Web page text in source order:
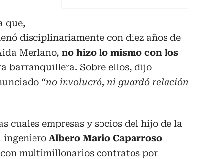
que,
disciplinariamente con diez años de
Merlano, no hizo lo mismo con los
barranquillera. Sobre ellos, dijo
“no involucró, ni guardó relación
cuales empresas y socios del hijo de la
ingeniero Albero Mario Caparroso
multimillonarios contratos por